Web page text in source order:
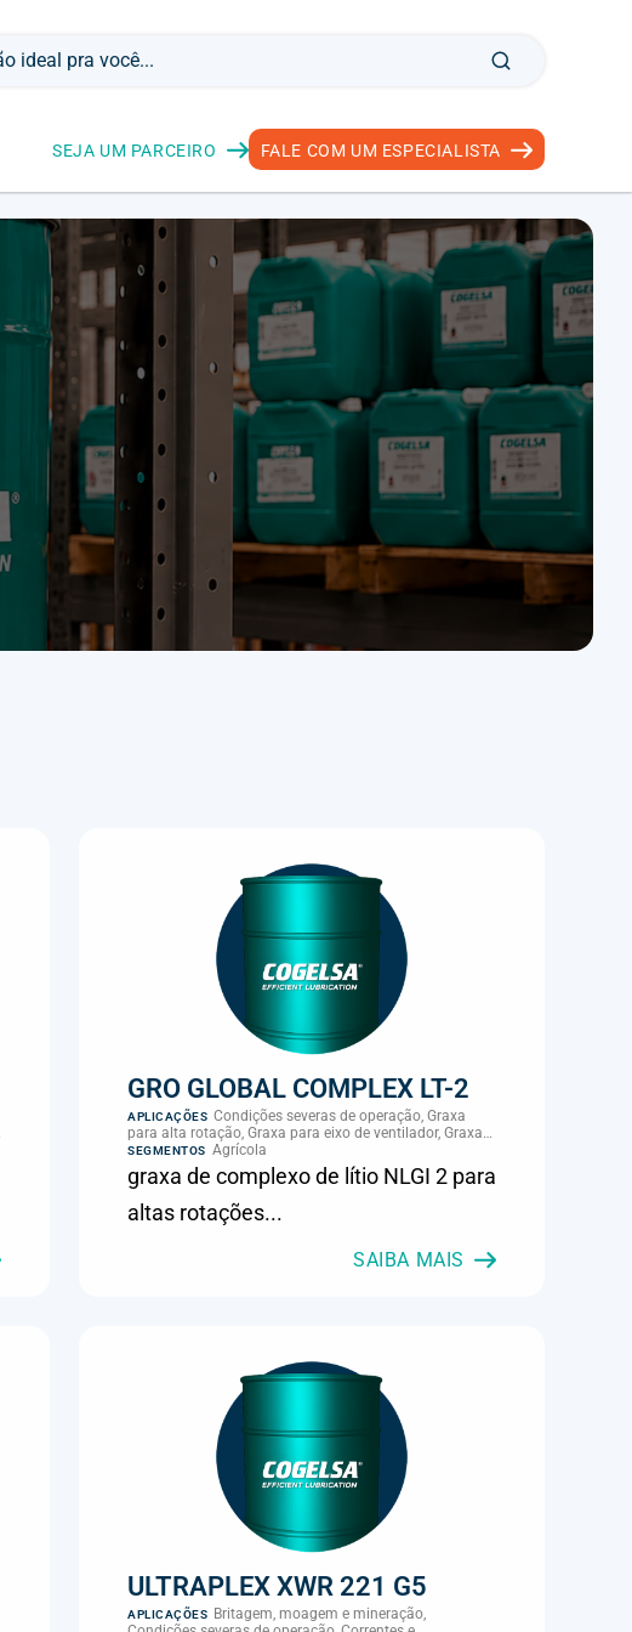
SEJA UM PARCEIRO FALE COM UM ESPECIALISTA
GRO GLOBAL COMPLEX LT-2
APLICAÇÕES Condições severas de operação, Graxa
para alta rotação, Graxa para eixo de ventilador, Graxa
para rolamento de pulverizador, Máquinas e
equipamentos gerais, Máquinas e implementos
agrícolas
SEGMENTOS Agrícola
graxa de complexo de lítio NLGI 2 para
altas rotações...
SAIBA MAIS
ULTRAPLEX XWR 221 G5
APLICAÇÕES
Britagem, moagem e mineração,